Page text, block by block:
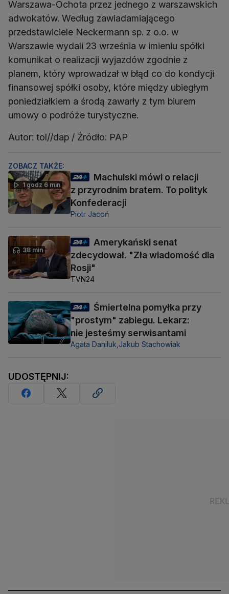
Warszawa-Ochota przez jednego z warszawskich
adwokatów. Według zawiadamiającego
przedstawiciele Neckermann sp. z o.o. w
Warszawie wydali 23 września w imieniu spółki
komunikat o realizacji wyjazdów zgodnie z
planem, który wprowadzał w błąd co do kondycji
finansowej spółki osoby, które między ubiegłym
poniedziałkiem a środą zawarły z tym biurem
umowy o podróże turystyczne.
Autor: tol//dap / Źródło: PAP
ZOBACZ TAKŻE:
1 godz 6 min
Machulski mówi o relacji
z przyrodnim bratem. To polityk
Konfederacji
Piotr Jacoń
38 min
Amerykański senat
zdecydował. "Zła wiadomość dla
Rosji"
TVN24
Śmiertelna pomyłka przy
"prostym" zabiegu. Lekarz:
nie jesteśmy serwisantami
Agata Daniluk, Jakub Stachowiak
UDOSTĘPNIJ: